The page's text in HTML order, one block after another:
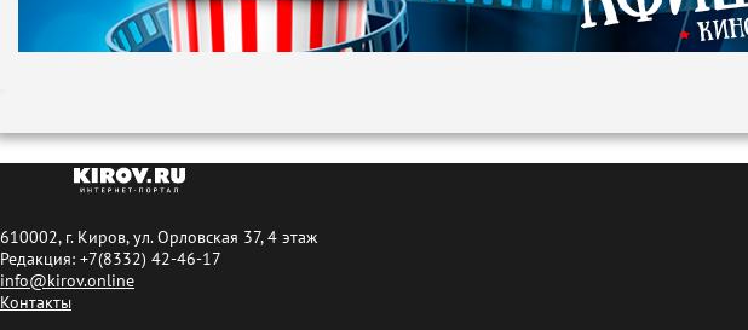
610002, г. Киров, ул. Орловская 37, 4 этаж
Редакция: +7(8332) 42-46-17
info@kirov.online
Контакты